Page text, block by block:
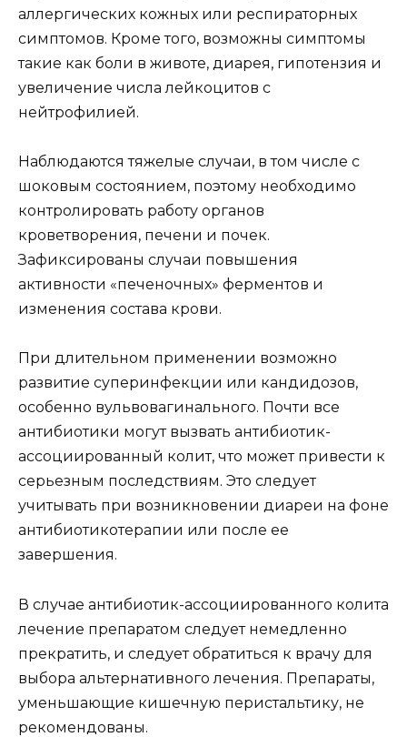
аллергических кожных или респираторных
симптомов. Кроме того, возможны симптомы
такие как боли в животе, диарея, гипотензия и
увеличение числа лейкоцитов с
нейтрофилией.
Наблюдаются тяжелые случаи, в том числе с
шоковым состоянием, поэтому необходимо
контролировать работу органов
кроветворения, печени и почек.
Зафиксированы случаи повышения
активности «печеночных» ферментов и
изменения состава крови.
При длительном применении возможно
развитие суперинфекции или кандидозов,
особенно вульвовагинального. Почти все
антибиотики могут вызвать антибиотик-
ассоциированный колит, что может привести к
серьезным последствиям. Это следует
учитывать при возникновении диареи на фоне
антибиотикотерапии или после ее
завершения.
В случае антибиотик-ассоциированного колита
лечение препаратом следует немедленно
прекратить, и следует обратиться к врачу для
выбора альтернативного лечения. Препараты,
уменьшающие кишечную перистальтику, не
рекомендованы.